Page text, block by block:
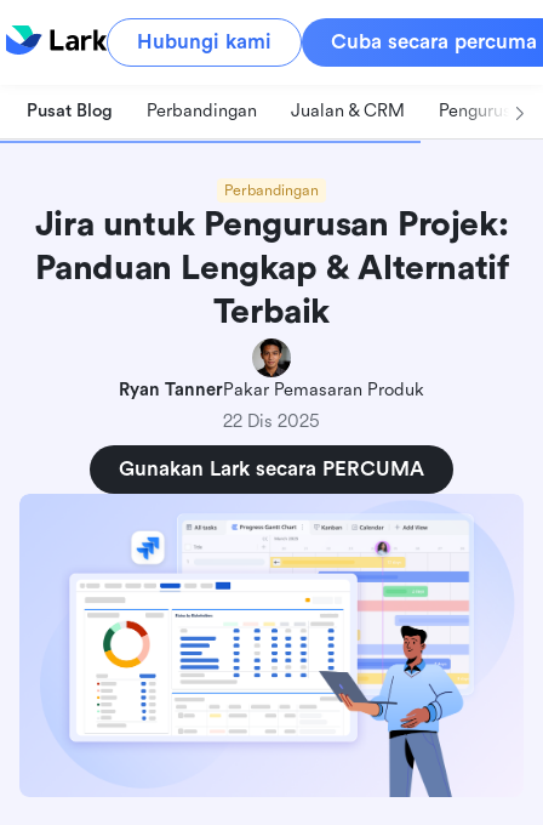
Hubungi kami Cuba secara percuma
Pusat Blog Perbandingan Jualan & CRM Pengurusan
Perbandingan
Jira untuk Pengurusan Projek:
Panduan Lengkap & Alternatif
Terbaik
Ryan TannerPakar Pemasaran Produk
22 Dis 2025
Gunakan Lark secara PERCUMA
Mengapa pasukan beralih kepada Jira untuk
pengurusan projek
Ciri utama Jira untuk pengurusan projek